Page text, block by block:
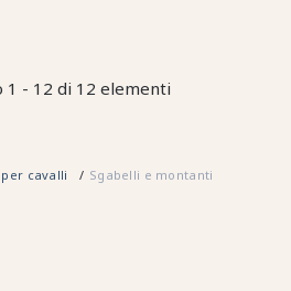
1 - 12 di 12 elementi
cavalli Sgabelli e montanti